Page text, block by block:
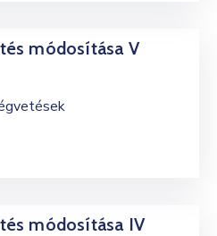
módosítása V
módosítása IV